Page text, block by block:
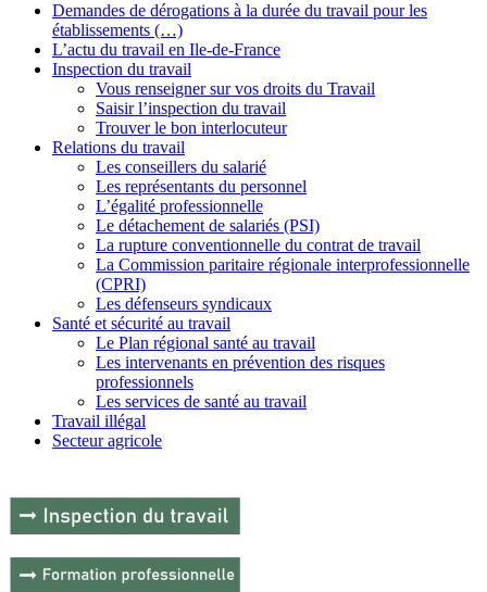
Demandes de dérogations à la durée du travail pour les
établissements (…)
L’actu du travail en Ile-de-France
Inspection du travail
Vous renseigner sur vos droits du Travail
Saisir l’inspection du travail
Trouver le bon interlocuteur
Relations du travail
Les conseillers du salarié
Les représentants du personnel
L’égalité professionnelle
Le détachement de salariés (PSI)
La rupture conventionnelle du contrat de travail
La Commission paritaire régionale interprofessionnelle
(CPRI)
Les défenseurs syndicaux
Santé et sécurité au travail
Le Plan régional santé au travail
Les intervenants en prévention des risques
professionnels
Les services de santé au travail
Travail illégal
Secteur agricole